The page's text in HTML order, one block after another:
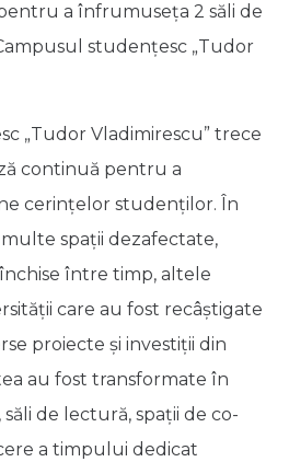
a înfrumuseța 2 săli de
studențesc „Tudor
„Tudor Vladimirescu” trece
continuă pentru a
cerințelor studenților. În
spații dezafectate,
între timp, altele
care au fost recâștigate
proiecte și investiții din
au fost transformate în
de lectură, spații de co-
a timpului dedicat